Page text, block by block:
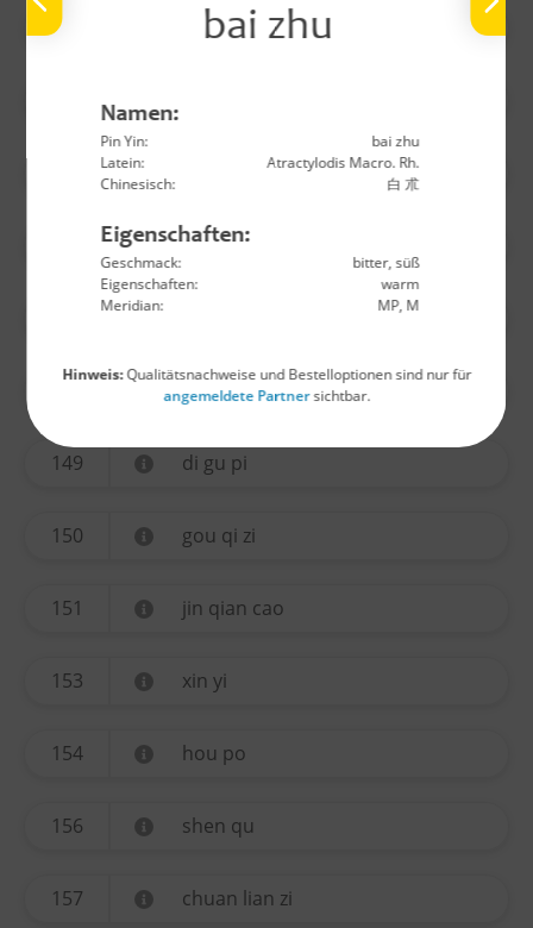
bai zhu
Namen:
Pin Yin:
bai zhu
Latein:
Atractylodis Macro. Rh.
Chinesisch:
白 朮
Eigenschaften:
Geschmack:
bitter, süß
Eigenschaften:
warm
Meridian:
MP, M
Hinweis:Qualitätsnachweise und Bestelloptionen sind nur für
angemeldete Partnersichtbar.
140 wu yao
long yan rou
sang ji sheng
149 di gu pi
150 gou qi zi
151 jin qian cao
153 xin yi
154 hou po
156 shen qu
157 chuan lian zi